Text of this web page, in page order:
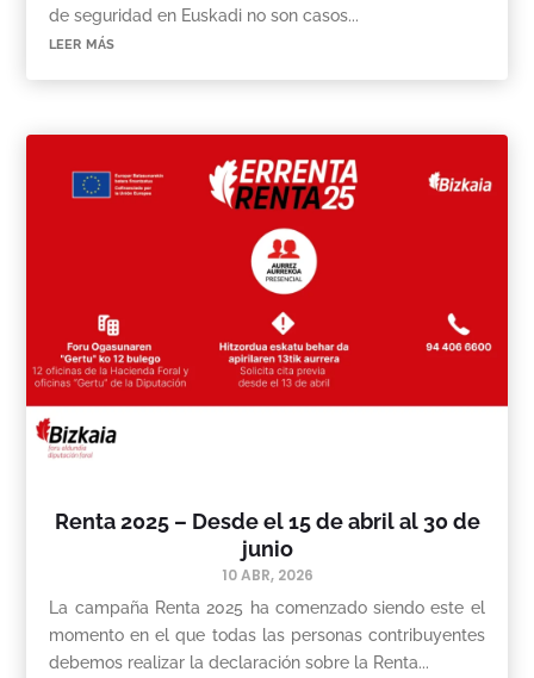
de seguridad en Euskadi no son casos...
leer más
Renta 2025 – Desde el 15 de abril al 30 de
junio
10 ABR, 2026
La campaña Renta 2025 ha comenzado siendo este el
momento en el que todas las personas contribuyentes
debemos realizar la declaración sobre la Renta...